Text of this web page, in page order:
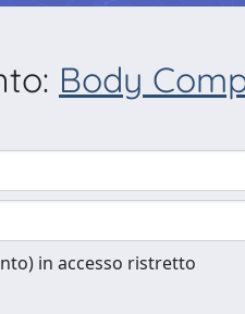
Body
in accesso ristretto